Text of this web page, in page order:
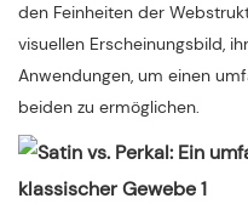
den Feinheiten der
visuellen Erscheinungsbild,
Anwendungen, um einen
beiden zu ermöglichen.